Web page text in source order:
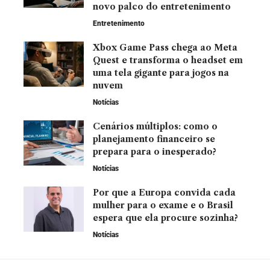
novo palco do entretenimento
Entretenimento
Xbox Game Pass chega ao Meta
Quest e transforma o headset em
uma tela gigante para jogos na
nuvem
Notícias
Cenários múltiplos: como o
planejamento financeiro se
prepara para o inesperado?
Notícias
Por que a Europa convida cada
mulher para o exame e o Brasil
espera que ela procure sozinha?
Notícias